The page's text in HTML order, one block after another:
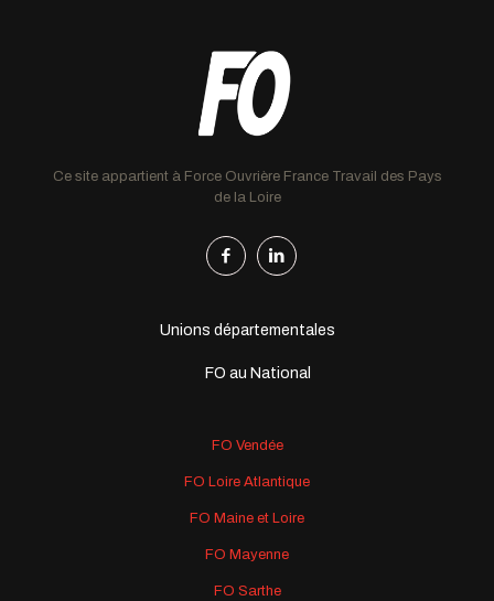
Ce site appartient à Force Ouvrière France Travail des Pays
de la Loire
Unions départementales
FO au National
FO Vendée
FO Loire Atlantique
FO Maine et Loire
FO Mayenne
FO Sarthe